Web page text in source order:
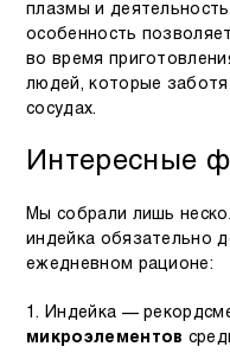
плазмы и
особенность
во время
людей, которые
сосудах.
Интересные
Мы собрали лишь
индейка обязательно
ежедневном рационе:
Индейка —
микроэлементов